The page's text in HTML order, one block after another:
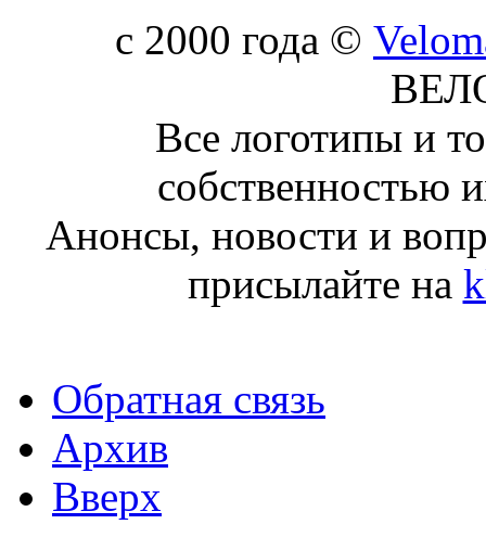
c 2000 года ©
Все логотипы и
собственностью
Анонсы, новости и
присылайте на
Обратная связь
Архив
Вверх